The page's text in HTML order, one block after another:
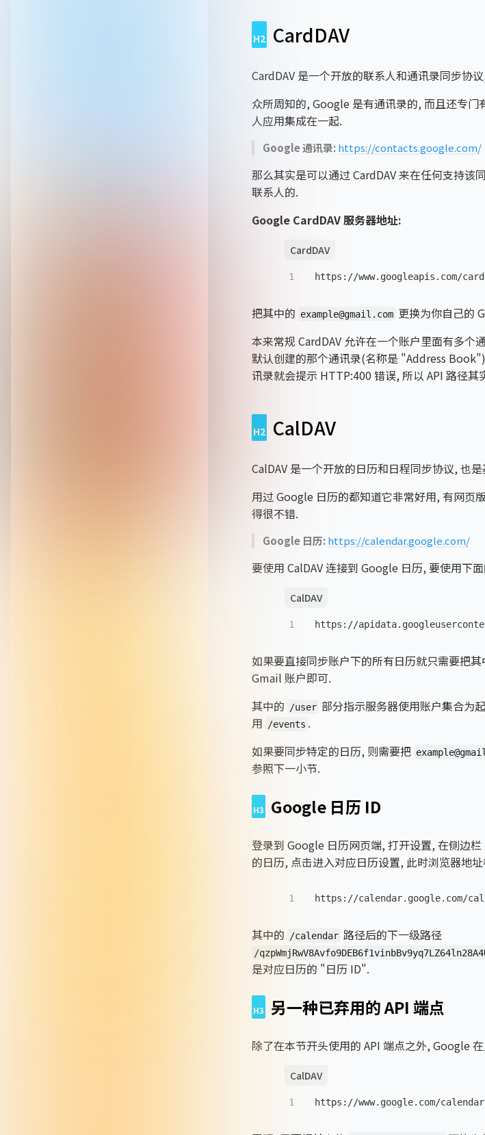
CardDAV
CardDAV 是一个开放的联系人和通讯录同步协
众所周知的, Google 是有通讯录的, 而且还专
人应用集成在一起.
Google 通讯录:https://contacts.google.com/
那么其实是可以通过 CardDAV 来在任何支持
联系人的.
Google CardDAV 服务器地址:
CardDAV
1 https://www.googleapis.com/
把其中的 example@gmail.com 更换为你自己的
本来常规 CardDAV 允许在一个账户里面有多
默认创建的那个通讯录(名称是 "Address
讯录就会提示 HTTP:400 错误, 所以 API 路径其
CalDAV
CalDAV 是一个开放的日历和日程同步协议, 也
用过 Google 日历的都知道它非常好用, 有网页
得很不错.
Google 日历:https://calendar.google.com/
要使用 CalDAV 连接到 Google 日历, 要使用下
CalDAV
1 https://
如果要直接同步账户下的所有日历就只需要把其
Gmail 账户即可.
其中的
/user 部分指示服务器使用账户集合为
用
/events .
如果要同步特定的日历, 则需要把
参照下一小节.
Google 日历 ID
登录到 Google 日历网页端, 打开设置, 在侧边
的日历, 点击进入对应日历设置, 此时浏览器地
1 https://calendar.google.com/
其中的 /calendar 路径后的下一级路径
/
是对应日历的 "日历 ID".
另一种已弃用的 API 端点
除了在本节开头使用的 API 端点之外, Google
CalDAV
1 https://www.google.com/